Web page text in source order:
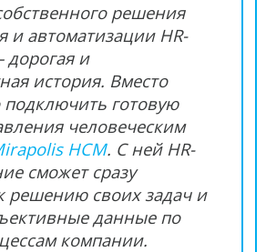
решения
и автоматизации HR-
и
история. Вместо
готовую
человеческим
HCM. С ней HR-
сможет сразу
решению своих задач и
данные по
компании.